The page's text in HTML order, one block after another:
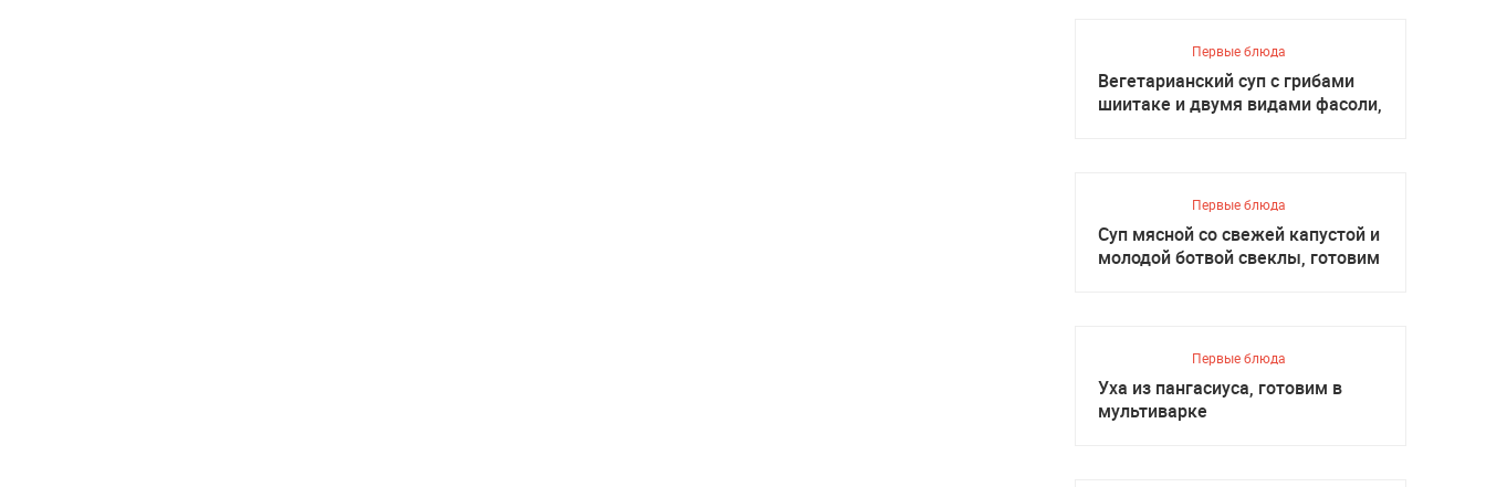
Первые блюда
Вегетарианский суп с грибами
шиитаке и двумя видами фасоли,
Первые блюда
Суп мясной со свежей капустой и
молодой ботвой свеклы, готовим
Первые блюда
Уха из пангасиуса, готовим в
мультиварке